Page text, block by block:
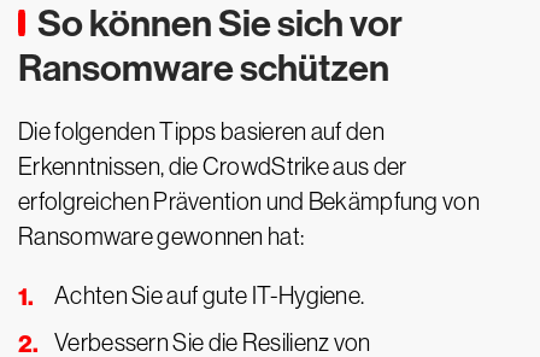
So können Sie sich vor
Ransomware schützen
Die folgenden Tipps basieren auf den
Erkenntnissen, die CrowdStrike aus der
erfolgreichen Prävention und Bekämpfung von
Ransomware gewonnen hat:
Achten Sie auf gute IT-Hygiene.
Verbessern Sie die Resilienz von